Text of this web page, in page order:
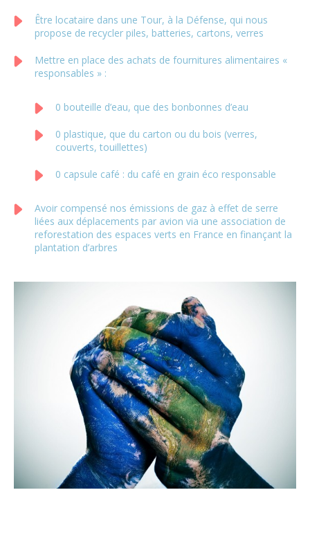
Être locataire dans une Tour, à la Défense, qui nous
propose de recycler piles, batteries, cartons, verres
Mettre en place des achats de fournitures alimentaires «
responsables » :
0 bouteille d’eau, que des bonbonnes d’eau
0 plastique, que du carton ou du bois (verres,
couverts, touillettes)
0 capsule café : du café en grain éco responsable
Avoir compensé nos émissions de gaz à effet de serre
liées aux déplacements par avion via une association de
reforestation des espaces verts en France en finançant la
plantation d’arbres